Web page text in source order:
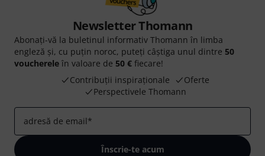
Newsletter Thomann
Abonați-vă la buletinul informativ Thomann în limba
engleză și, cu puțin noroc, puteți câștiga unul dintre 50
voucherele în valoare de 50 € fiecare!
Contribuții inspiraționale
Oferte
Perspectivele Thomann
adresă de email*
Înscrie-te acum